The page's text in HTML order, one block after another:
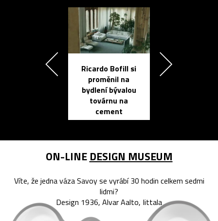
Ricardo Bofill si
proměnil na
bydlení bývalou
továrnu na
cement
ON-LINE DESIGN MUSEUM
Víte, že jedna váza Savoy se vyrábí 30 hodin celkem sedmi
lidmi?
Design 1936, Alvar Aalto, Iittala